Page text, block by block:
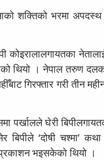
शक्तिको भरमा
कोइरालालगायतका
थियो । नेपाल तरुण
गिरफ्तार गरी तीन
घेरी
‘दोषी चश्मा’
भइसकेको थियो ।